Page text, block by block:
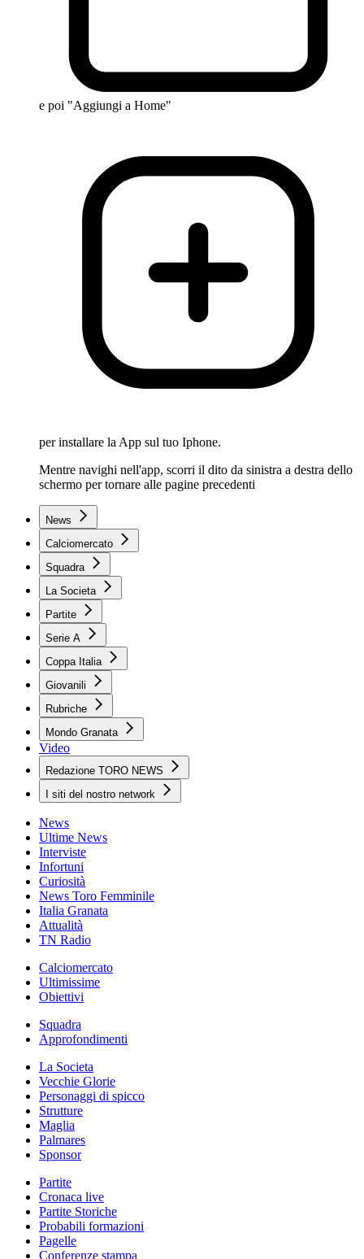
e poi "Aggiungi a Home"
per installare la App sul tuo Iphone.
Mentre navighi nell'app, scorri il dito da sinistra a destra dello
schermo per tornare alle pagine precedenti
News
Calciomercato
Squadra
La Societa
Partite
Serie A
Coppa Italia
Giovanili
Rubriche
Mondo Granata
Video
Redazione TORO NEWS
I siti del nostro network
News
Ultime News
Interviste
Infortuni
Curiosità
News Toro Femminile
Italia Granata
Attualità
TN Radio
Calciomercato
Ultimissime
Obiettivi
Squadra
Approfondimenti
La Societa
Vecchie Glorie
Personaggi di spicco
Strutture
Maglia
Palmares
Sponsor
Partite
Cronaca live
Partite Storiche
Probabili formazioni
Pagelle
Conferenze stampa